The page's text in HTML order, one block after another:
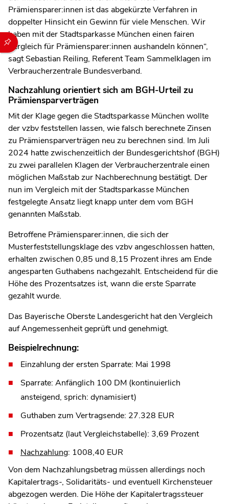
Durch die folgenden Buttons können Sie direkt auf einen
Prämiensparer:innen ist das abgekürzte Verfahren in
doppelter Hinsicht ein Gewinn für viele Menschen. Wir
haben mit der Stadtsparkasse München einen fairen
Vergleich für Prämiensparer:innen aushandeln können“,
sagt Sebastian Reiling, Referent Team Sammelklagen im
Verbraucherzentrale Bundesverband.
Nachzahlung orientiert sich am BGH-Urteil zu
Prämiensparverträgen
Mit der Klage gegen die Stadtsparkasse München wollte
der vzbv feststellen lassen, wie falsch berechnete Zinsen
zu Prämiensparverträgen neu zu berechnen sind. Im Juli
2024 hatte zwischenzeitlich der Bundesgerichtshof (BGH)
zu zwei parallelen Klagen der Verbraucherzentrale einen
möglichen Maßstab zur Nachberechnung bestätigt. Der
nun im Vergleich mit der Stadtsparkasse München
festgelegte Ansatz liegt knapp unter dem vom BGH
genannten Maßstab.
Betroffene Prämiensparer:innen, die sich der
Musterfeststellungsklage des vzbv angeschlossen hatten,
erhalten zwischen 0,85 und 8,15 Prozent ihres am Ende
angesparten Guthabens nachgezahlt. Entscheidend für die
Höhe des Prozentsatzes ist, wann die erste Sparrate
gezahlt wurde.
Das Bayerische Oberste Landesgericht hat den Vergleich
auf Angemessenheit geprüft und genehmigt.
Beispielrechnung:
Einzahlung der ersten Sparrate: Mai 1998
Sparrate: Anfänglich 100 DM (kontinuierlich
ansteigend, sprich: dynamisiert)
Guthaben zum Vertragsende: 27.328 EUR
Prozentsatz (laut Vergleichstabelle): 3,69 Prozent
Nachzahlung: 1008,40 EUR
Von dem Nachzahlungsbetrag müssen allerdings noch
Kapitalertrags-, Solidaritäts- und eventuell Kirchensteuer
abgezogen werden. Die Höhe der Kapitalertragssteuer